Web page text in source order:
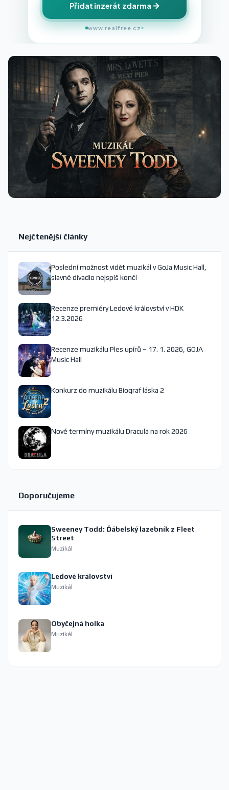
Přidat inzerát zdarma
www.realfree.cz
Nejčtenější články
Poslední možnost vidět muzikál v GoJa Music Hall,
slavné divadlo nejspíš končí
Recenze premiéry Ledové království v HDK
12.3.2026
Recenze muzikálu Ples upírů – 17. 1. 2026, GOJA
Music Hall
Konkurz do muzikálu Biograf láska 2
Nové termíny muzikálu Dracula na rok 2026
Doporučujeme
Sweeney Todd: Ďábelský lazebník z Fleet
Street
Muzikál
Ledové království
Muzikál
Obyčejná holka
Muzikál